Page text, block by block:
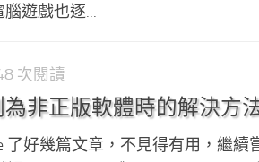
遊戲也逐...
次閱讀
為非正版軟體時的解決方
了好幾篇文章，不見得有用，繼續